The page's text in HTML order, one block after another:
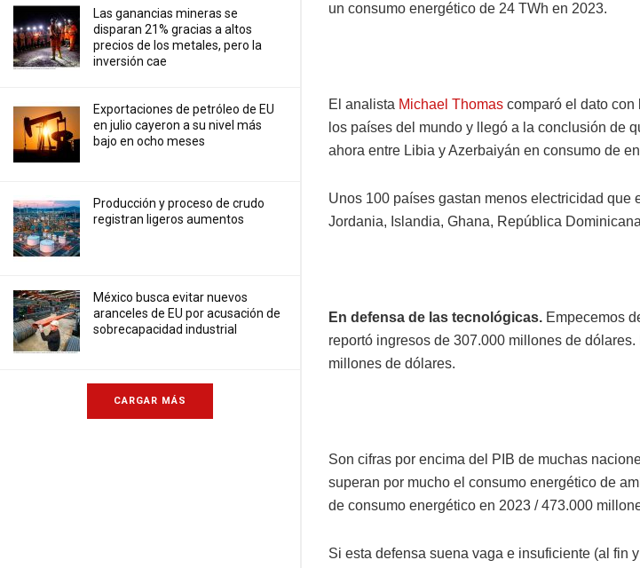
Las ganancias mineras se
disparan 21% gracias a altos
precios de los metales, pero la
inversión cae
Exportaciones de petróleo de EU
en julio cayeron a su nivel más
bajo en ocho meses
Producción y proceso de crudo
registran ligeros aumentos
México busca evitar nuevos
aranceles de EU por acusación de
sobrecapacidad industrial
CARGAR MÁS
un consumo energético de 24 TWh en 2023.
El analista Michael Thomas comparó el dato
los países del mundo y llegó a la conclusión de
ahora entre Libia y Azerbaiyán en consumo de
Unos 100 países gastan menos electricidad que
Jordania, Islandia, Ghana, República
En defensa de las tecnológicas. Empecemos
reportó ingresos de 307.000 millones de
millones de dólares.
Son cifras por encima del PIB de muchas
superan por mucho el consumo energético de
de consumo energético en 2023 / 473.000
Si esta defensa suena vaga e insuficiente (al fin